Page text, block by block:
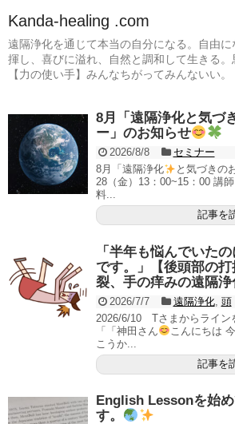
Kanda-healing .com
遠隔浄化を通じて本当の自分になる。自由
揮し、喜びに溢れ、自然と調和して生きる。
【力の使い手】みんなちがってみんないい
8月「遠隔浄化と気づ
ー」のお知らせ
2026/8/8
セミナー
8月「遠隔浄化
と気づきの
28（金）13：00~15：00 講
料...
記事を
「半年も悩んでいたの
です。」【後頭部の
裂、手の痒みの遠隔浄
2026/7/7 遠隔浄化, 頭
2026/6/10 Tさまからライン
「「神田さん
こんにちは
こうか...
記事を
English Lessonを始
す。